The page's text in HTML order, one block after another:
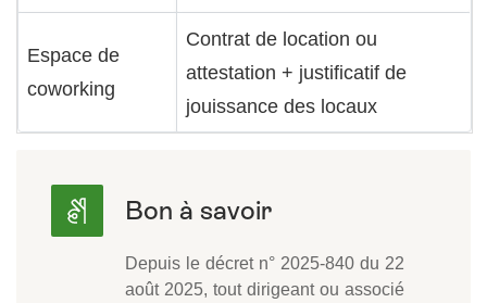
Espace de
coworking
Contrat de location ou
attestation + justificatif de
jouissance des locaux
Depuis le décret n° 2025-840 du 22
août 2025, tout dirigeant ou associé